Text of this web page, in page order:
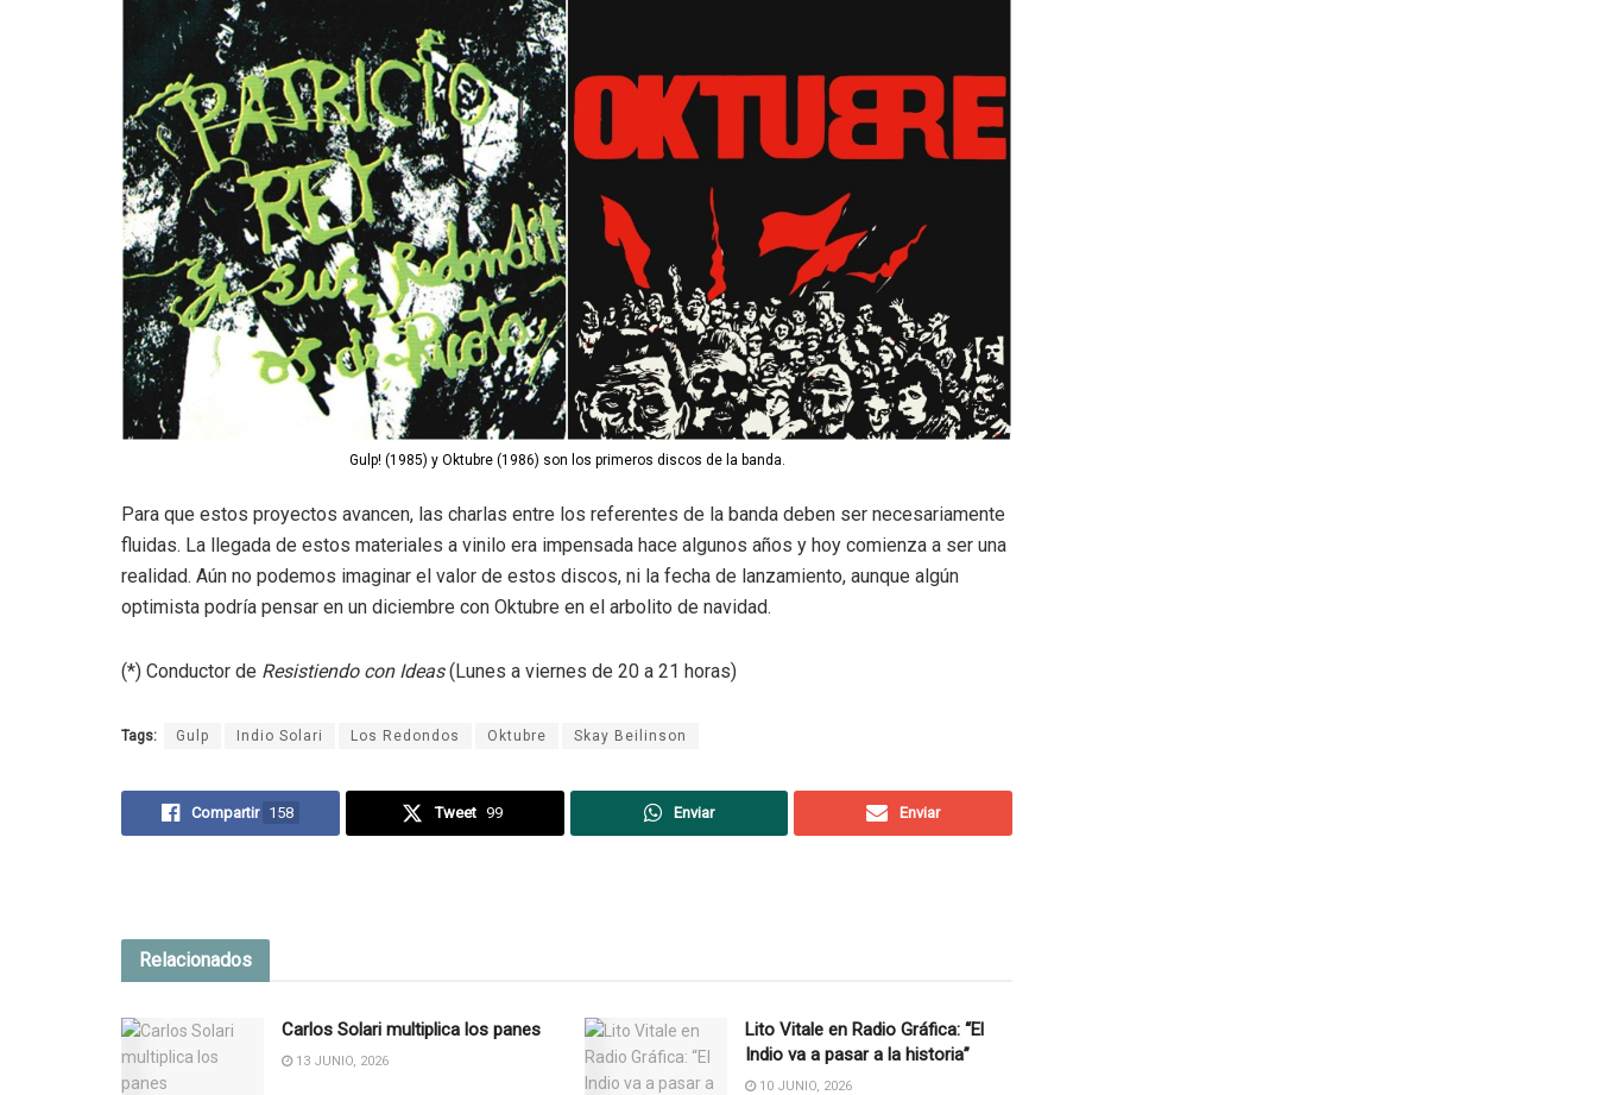
Gulp! (1985) y Oktubre (1986) son los primeros discos de la banda.
Para que estos proyectos avancen, las charlas entre los referentes de la banda deben ser necesariamente
fluidas. La llegada de estos materiales a vinilo era impensada hace algunos años y hoy comienza a ser una
realidad. Aún no podemos imaginar el valor de estos discos, ni la fecha de lanzamiento, aunque algún
optimista podría pensar en un diciembre con Oktubre en el arbolito de navidad.
(*) Conductor de Resistiendo con Ideas(Lunes a viernes de 20 a 21 horas)
Tags: Gulp Indio Solari Los Redondos Oktubre Skay Beilinson
Compartir 158 Tweet 99 Enviar Enviar
Relacionados
Carlos Solari multiplica los panes
13 JUNIO, 2026
Lito Vitale en Radio Gráfica: “El
Indio va a pasar a la historia”
10 JUNIO, 2026